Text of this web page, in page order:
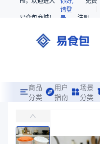
易食包商城！
请登
录
注册
商品
分类
用户
指南
场景
分类
易食包（EPAK）专注于PP带高
价格：在线询价